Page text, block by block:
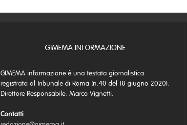
GIMEMA INFORMAZIONE
GIMEMA informazione è una testata giornalistica
registrata al Tribunale di Roma (n.40 del 18 giugno 2020).
Direttore Responsabile: Marco Vignetti.
Contatti